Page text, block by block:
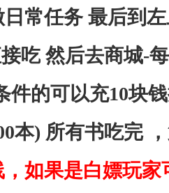
常任务 最后到
吃 然后去商城-
件的可以充10块
本) 所有书吃完 ，
如果是白嫖玩